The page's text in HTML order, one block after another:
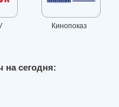
Кинопоказ
на сегодня: